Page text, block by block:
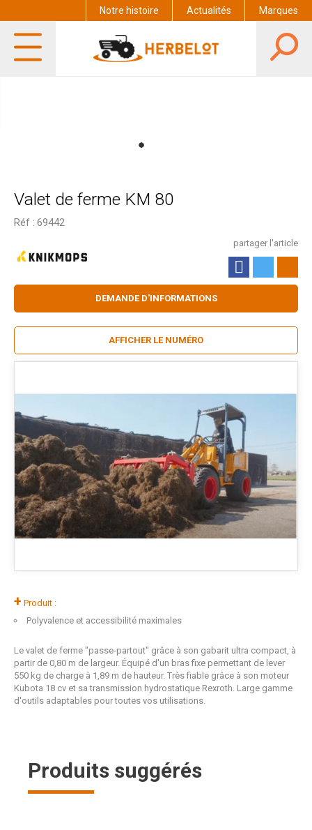
Notre histoire Actualités Marques
Valet de ferme KM 80
Réf : 69442
+ Produit :
Polyvalence et accessibilité maximales
partager l'article
Le valet de ferme "passe-partout" grâce à son gabarit ultra compact, à
partir de 0,80 m de largeur. Équipé d'un bras fixe permettant de lever
550 kg de charge à 1,89 m de hauteur. Très fiable grâce à son moteur
Kubota 18 cv et sa transmission hydrostatique Rexroth. Large gamme
d'outils adaptables pour toutes vos utilisations.
DEMANDE D'INFORMATIONS
AFFICHER LE NUMÉRO
Produits suggérés